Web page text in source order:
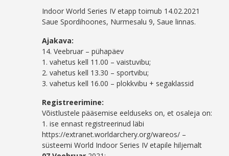
Indoor World Series IV etapp toimub 14.02.2021
Saue Spordihoones, Nurmesalu 9, Saue linnas.
Ajakava:
14. Veebruar – pühapäev
1. vahetus kell 11.00 – vaistuvibu;
2. vahetus kell 13.30 – sportvibu;
3. vahetus kell 16.00 – plokkvibu + segaklassid
Registreerimine:
Võistlustele pääsemise eelduseks on, et osaleja on:
1. ise ennast registreerinud läbi
https://extranet.worldarchery.org/wareos/ –
süsteemi World Indoor Series IV etapile hiljemalt